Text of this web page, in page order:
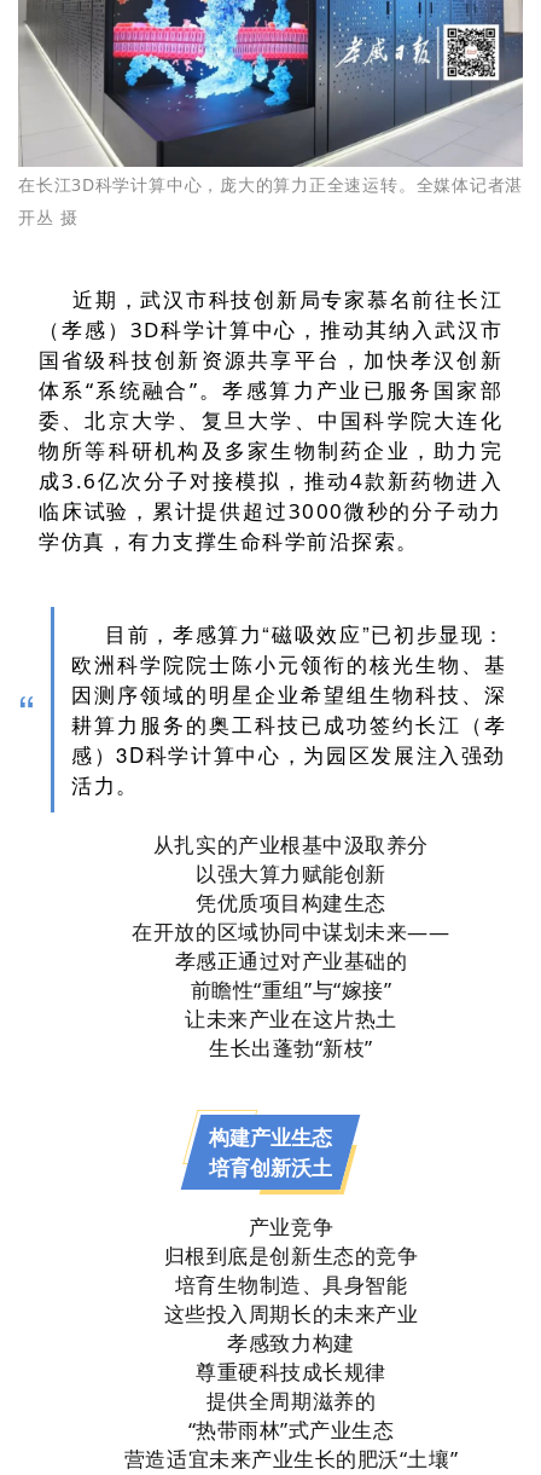
在长江3D科学计算中心，庞大的算力正全速运转。全媒体记者湛
开丛 摄
近期，武汉市科技创新局专家慕名前往长江
（孝感）3D科学计算中心，推动其纳入武汉市
国省级科技创新资源共享平台，加快孝汉创新
体系“系统融合”。孝感算力产业已服务国家部
委、北京大学、复旦大学、中国科学院大连化
物所等科研机构及多家生物制药企业，助力完
成3.6亿次分子对接模拟，推动4款新药物进入
临床试验，累计提供超过3000微秒的分子动力
学仿真，有力支撑生命科学前沿探索。
“
目前，孝感算力“磁吸效应”已初步显现：
欧洲科学院院士陈小元领衔的核光生物、基
因测序领域的明星企业希望组生物科技、深
耕算力服务的奥工科技已成功签约长江（孝
感）3D科学计算中心，为园区发展注入强劲
活力。
从扎实的产业根基中汲取养分
以强大算力赋能创新
凭优质项目构建生态
在开放的区域协同中谋划未来——
孝感正通过对产业基础的
前瞻性“重组”与“嫁接”
让未来产业在这片热土
生长出蓬勃“新枝”
构建产业生态
培育创新沃土
产业竞争
归根到底是创新生态的竞争
培育生物制造、具身智能
这些投入周期长的未来产业
孝感致力构建
尊重硬科技成长规律
提供全周期滋养的
“热带雨林”式产业生态
营造适宜未来产业生长的肥沃“土壤”